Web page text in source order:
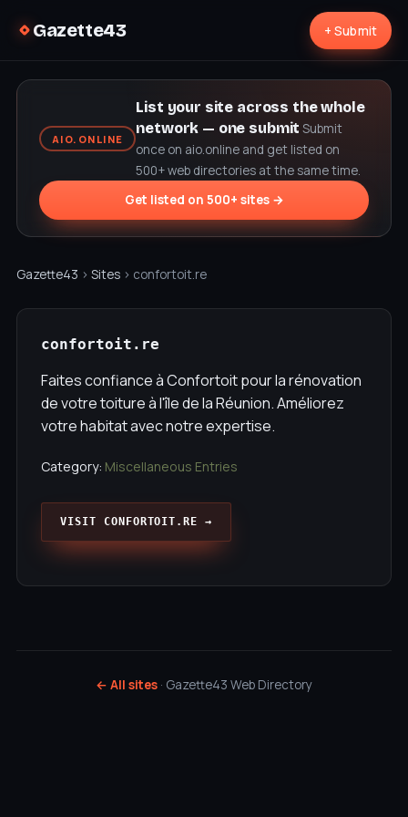
Gazette43 + Submit
AIO.ONLINE
List your site across the whole
network — one submit Submit
once on aio.online and get listed on
500+ web directories at the same time.
Get listed on 500+ sites →
Gazette43 › Sites › confortoit.re
confortoit.re
Faites confiance à Confortoit pour la rénovation
de votre toiture à l'île de la Réunion. Améliorez
votre habitat avec notre expertise.
Category: Miscellaneous Entries
VISIT CONFORTOIT.RE →
← All sites · Gazette43 Web Directory